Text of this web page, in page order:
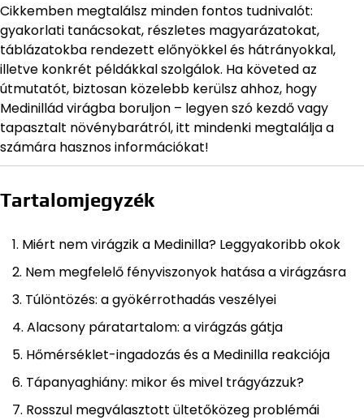
Cikkemben megtalálsz minden fontos tudnivalót:
gyakorlati tanácsokat, részletes magyarázatokat,
táblázatokba rendezett előnyökkel és hátrányokkal,
illetve konkrét példákkal szolgálok. Ha követed az
útmutatót, biztosan közelebb kerülsz ahhoz, hogy
Medinillád virágba boruljon – legyen szó kezdő vagy
tapasztalt növénybarátról, itt mindenki megtalálja a
számára hasznos információkat!
Tartalomjegyzék
Miért nem virágzik a Medinilla? Leggyakoribb okok
Nem megfelelő fényviszonyok hatása a virágzásra
Túlöntözés: a gyökérrothadás veszélyei
Alacsony páratartalom: a virágzás gátja
Hőmérséklet-ingadozás és a Medinilla reakciója
Tápanyaghiány: mikor és mivel trágyázzuk?
Rosszul megválasztott ültetőközeg problémái